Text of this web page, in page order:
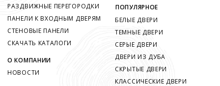
РАЗДВИЖНЫЕ ПЕРЕГОРОДКИ
ПАНЕЛИ К ВХОДНЫМ ДВЕРЯМ
СТЕНОВЫЕ ПАНЕЛИ
СКАЧАТЬ КАТАЛОГИ
О КОМПАНИИ
НОВОСТИ
ПОПУЛЯРНОЕ
БЕЛЫЕ ДВЕРИ
ТЕМНЫЕ ДВЕРИ
СЕРЫЕ ДВЕРИ
ДВЕРИ ИЗ ДУБА
СКРЫТЫЕ ДВЕРИ
КЛАССИЧЕСКИЕ ДВЕРИ